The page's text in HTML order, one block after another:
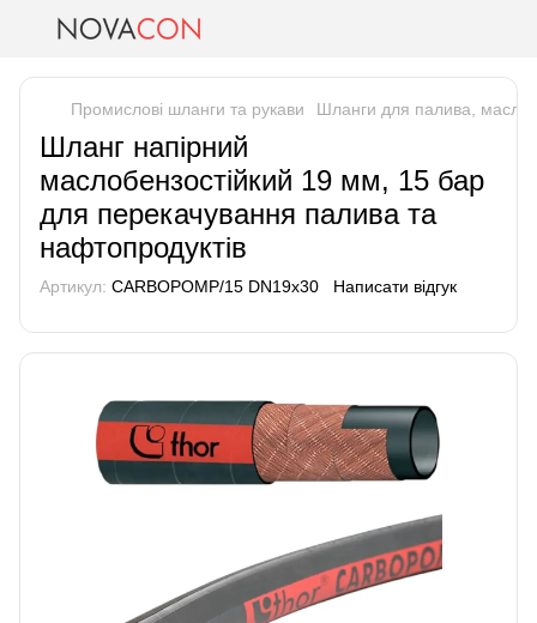
Промислові шланги та рукави Шланги для палива, масла
Шланг напірний
маслобензостійкий 19 мм, 15 бар
для перекачування палива та
нафтопродуктів
Артикул: CARBOPOMP/15 DN19x30 Написати відгук